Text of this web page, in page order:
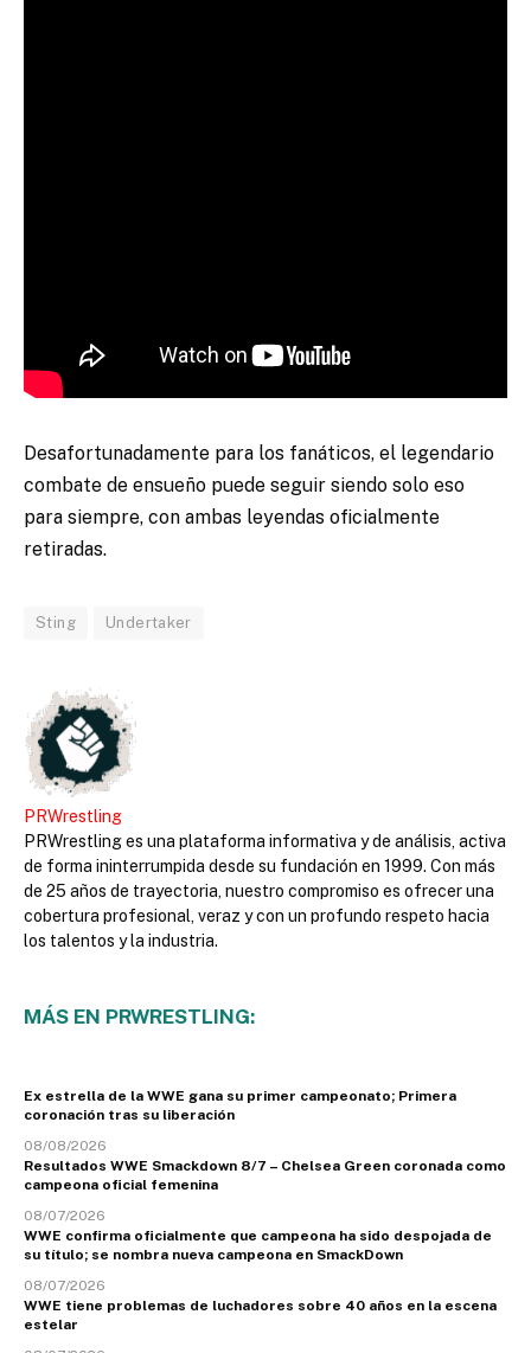
Desafortunadamente para los fanáticos, el legendario
combate de ensueño puede seguir siendo solo eso
para siempre, con ambas leyendas oficialmente
retiradas.
Sting Undertaker
PRWrestling
PRWrestling es una plataforma informativa y de análisis, activa
de forma ininterrumpida desde su fundación en 1999. Con más
de 25 años de trayectoria, nuestro compromiso es ofrecer una
cobertura profesional, veraz y con un profundo respeto hacia
los talentos y la industria.
MÁS EN PRWRESTLING:
Ex estrella de la WWE gana su primer campeonato; Primera
coronación tras su liberación
08/08/2026
Resultados WWE Smackdown 8/7 – Chelsea Green coronada como
campeona oficial femenina
08/07/2026
WWE confirma oficialmente que campeona ha sido despojada de
su título; se nombra nueva campeona en SmackDown
08/07/2026
WWE tiene problemas de luchadores sobre 40 años en la escena
estelar